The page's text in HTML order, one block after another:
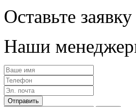
Оставьте
Наши